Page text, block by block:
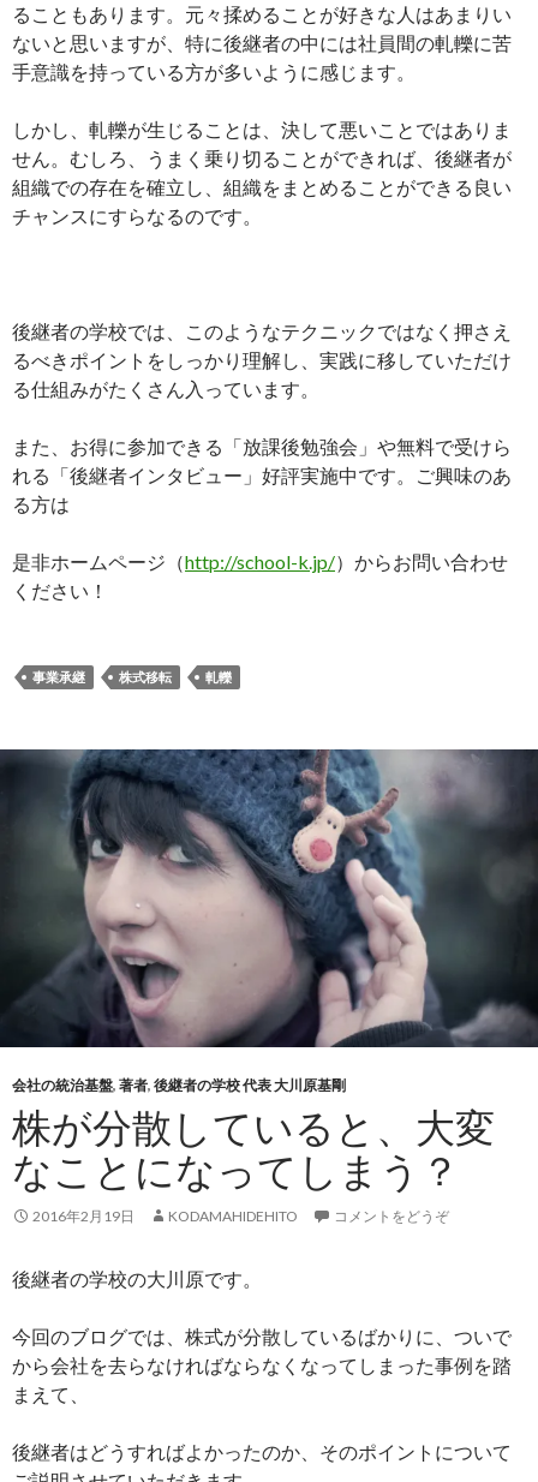
ることもあります。元々揉めることが好きな人はあまりい
ないと思いますが、特に後継者の中には社員間の軋轢に苦
手意識を持っている方が多いように感じます。
しかし、軋轢が生じることは、決して悪いことではありま
せん。むしろ、うまく乗り切ることができれば、後継者が
組織での存在を確立し、組織をまとめることができる良い
チャンスにすらなるのです。
後継者の学校では、このようなテクニックではなく押さえ
るべきポイントをしっかり理解し、実践に移していただけ
る仕組みがたくさん入っています。
また、お得に参加できる「放課後勉強会」や無料で受けら
れる「後継者インタビュー」好評実施中です。ご興味のあ
る方は
是非ホームページ（http://school-k.jp/）からお問い合わせ
ください！
事業承継 株式移転 軋轢
会社の統治基盤, 著者, 後継者の学校 代表 大川原基剛
株が分散していると、大変
なことになってしまう？
2016年2月19日 KODAMAHIDEHITO コメントをどうぞ
後継者の学校の大川原です。
今回のブログでは、株式が分散しているばかりに、ついで
から会社を去らなければならなくなってしまった事例を踏
まえて、
後継者はどうすればよかったのか、そのポイントについて